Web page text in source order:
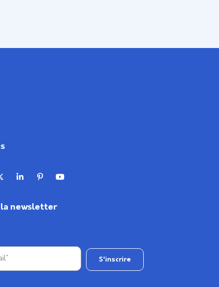
newsletter